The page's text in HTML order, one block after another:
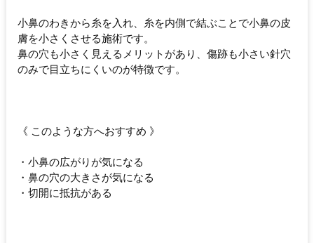
小鼻のわきから糸を入れ、糸を内側で結ぶことで小鼻の皮
膚を小さくさせる施術です。
鼻の穴も小さく見えるメリットがあり、傷跡も小さい針穴
のみで目立ちにくいのが特徴です。
《 このような方へおすすめ 》
・小鼻の広がりが気になる
・鼻の穴の大きさが気になる
・切開に抵抗がある